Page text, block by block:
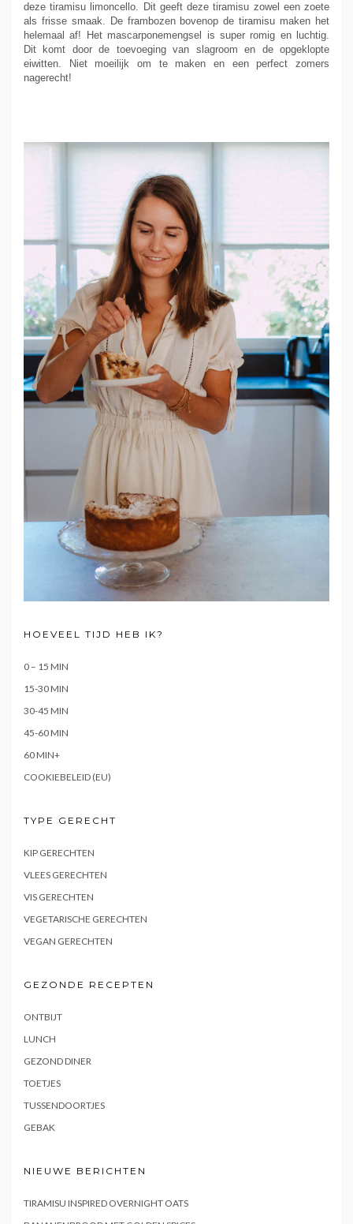
deze tiramisu limoncello. Dit geeft deze tiramisu zowel een zoete
als frisse smaak. De frambozen bovenop de tiramisu maken het
helemaal af! Het mascarponemengsel is super romig en luchtig.
Dit komt door de toevoeging van slagroom en de opgeklopte
eiwitten. Niet moeilijk om te maken en een perfect zomers
nagerecht!
HOEVEEL TIJD HEB IK?
0 – 15 MIN
15-30 MIN
30-45 MIN
45-60 MIN
60 MIN+
COOKIEBELEID (EU)
TYPE GERECHT
KIP GERECHTEN
VLEES GERECHTEN
VIS GERECHTEN
VEGETARISCHE GERECHTEN
VEGAN GERECHTEN
GEZONDE RECEPTEN
ONTBIJT
LUNCH
GEZOND DINER
TOETJES
TUSSENDOORTJES
GEBAK
NIEUWE BERICHTEN
TIRAMISU INSPIRED OVERNIGHT OATS